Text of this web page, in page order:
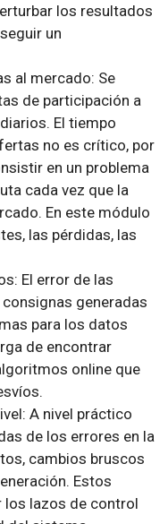
los resultados
un
al mercado: Se
de participación a
El tiempo
no es crítico, por
en un problema
cada vez que la
En este módulo
las pérdidas, las
El error de las
generadas
para los datos
de encontrar
online que
A nivel práctico
de los errores en la
cambios bruscos
Estos
lazos de control